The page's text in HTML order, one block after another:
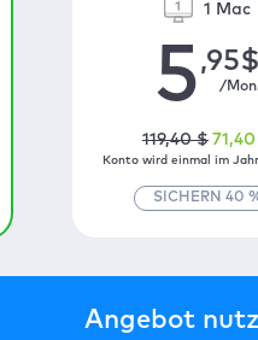
1 Mac
5,95$
/
119,40 $ 71 ,40
Konto wird einmal im
SICHERN 40